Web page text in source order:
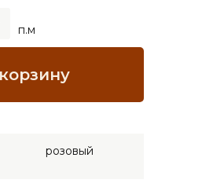
п.м
розовый